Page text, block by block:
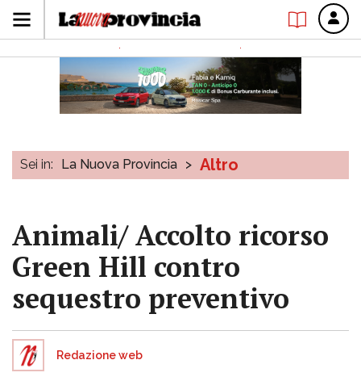
Sei in: La Nuova Provincia > Altro
Animali/ Accolto ricorso
Green Hill contro
sequestro preventivo
Redazione web